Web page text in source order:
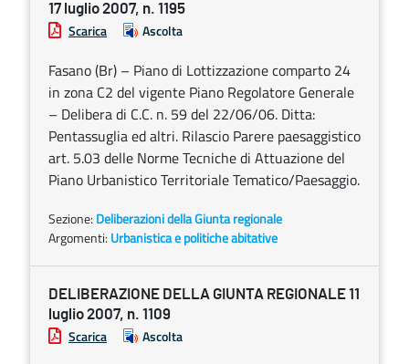
17 luglio 2007, n. 1195
Scarica Ascolta
Fasano (Br) – Piano di Lottizzazione comparto 24
in zona C2 del vigente Piano Regolatore Generale
– Delibera di C.C. n. 59 del 22/06/06. Ditta:
Pentassuglia ed altri. Rilascio Parere paesaggistico
art. 5.03 delle Norme Tecniche di Attuazione del
Piano Urbanistico Territoriale Tematico/Paesaggio.
Sezione: Deliberazioni della Giunta regionale
Argomenti: Urbanistica e politiche abitative
DELIBERAZIONE DELLA GIUNTA REGIONALE 11
luglio 2007, n. 1109
Scarica Ascolta